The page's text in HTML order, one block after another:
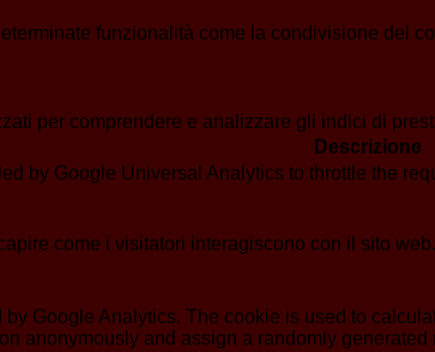
funzionalità come la condivisione del
per comprendere e analizzare gli indici di
Descrizione
by Google Universal Analytics to throttle the
come i visitatori interagiscono con il sito
Google Analytics. The cookie is used to
anonymously and assign a randomly